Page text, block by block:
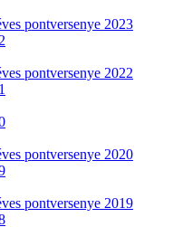
pontversenye 2023
pontversenye 2022
pontversenye 2020
pontversenye 2019